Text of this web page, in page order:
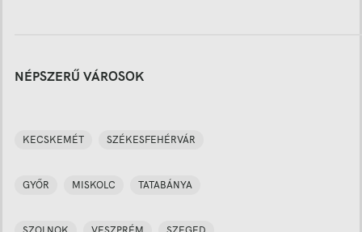
NÉPSZERŰ VÁROSOK
KECSKEMÉT SZÉKESFEHÉRVÁR
GYŐR MISKOLC TATABÁNYA